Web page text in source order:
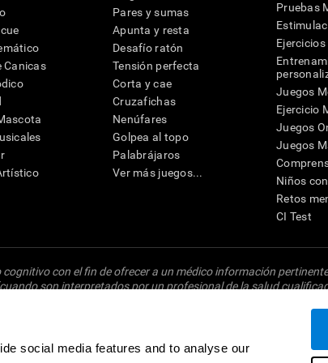
social media features and to analyse our
Canicas
Pares y sumas
Apunta y resta
Desafío ratón
Tensión perfecta
Corta y cae
Cruzafichas
Nenúfares
Golpea al topo
Palabrájaros
Ver más juegos...
Pruebas
Juegos
Ejercicio
Juegos
Juegos
Niños
Retos
CI Test
con el fin de ofrecer a un médico información
son interpretados por un profesional de la salud
o enfermedad similar sólo puede ser realizada por un
indicado, CogniFit no indica que esta herramienta sea o deba
investigación en cualquier campo de investigación relacionado
apropiados conforme al procedimiento dictado por el